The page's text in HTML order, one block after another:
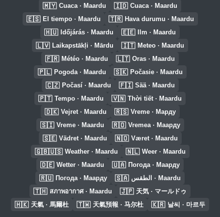
🇲🇾 Cuaca · Maardu 🇮🇩 Cuaca · Maardu
🇪🇸 El tiempo · Maardu 🇹🇷 Hava durumu · Maardu
🇭🇺 Időjárás · Maardu 🇪🇪 Ilm · Maardu
🇱🇻 Laikapstākļi · Mārdu 🇮🇹 Meteo · Maardu
🇫🇷 Météo · Maardu 🇱🇹 Oras · Maardu
🇵🇱 Pogoda · Maardu 🇸🇰 Počasie · Maardu
🇨🇿 Počasí · Maardu 🇫🇮 Sää · Maardu
🇵🇹 Tempo · Maardu 🇻🇳 Thời tiết · Maardu
🇩🇰 Vejret · Maardu 🇷🇸 Vreme · Марду
🇸🇮 Vreme · Maardu 🇷🇴 Vremea · Маарду
🇸🇪 Vädret · Maardu 🇳🇴 Været · Maardu
🇬🇧🇺🇸 Weather · Maardu 🇳🇱 Weer · Maardu
🇩🇪 Wetter · Maardu 🇺🇦 Погода · Маарду
🇷🇺 Погода · Маарду 🇸🇦 الطقس · Maardu
🇹🇭 สภาพอากาศ · Maardu 🇯🇵 天気 · マールドゥ
🇭🇰 天氣 · 馬爾杜 🇹🇼 天氣預報 · 马尔杜 🇰🇷 날씨 · 마르두